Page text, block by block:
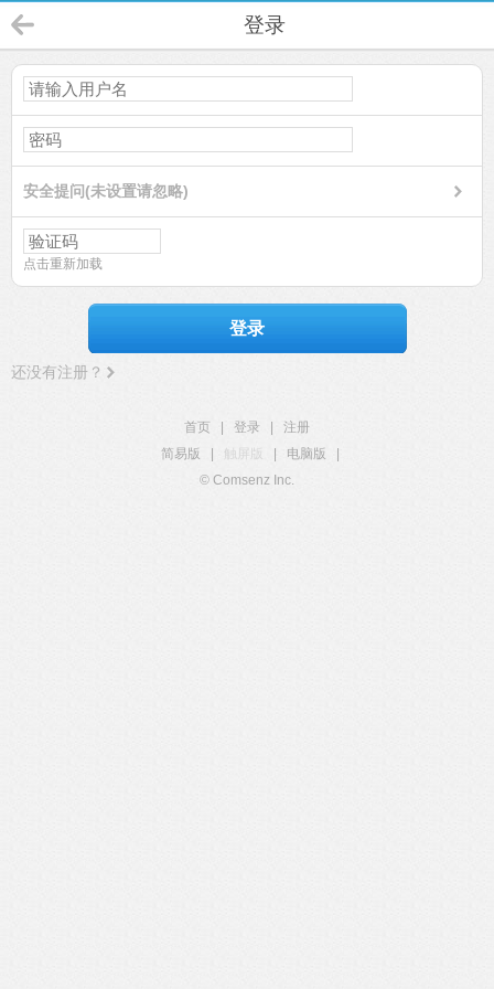
登录
安全提问(未设置请忽略)
点击重新加载
登录
还没有注册？
首页 登录
注册
简易版
触屏版 电脑版
© Comsenz Inc.